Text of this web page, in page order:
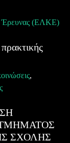
Έρευνας (ΕΛΚΕ)
,
ΣΧΟΛΗΣ